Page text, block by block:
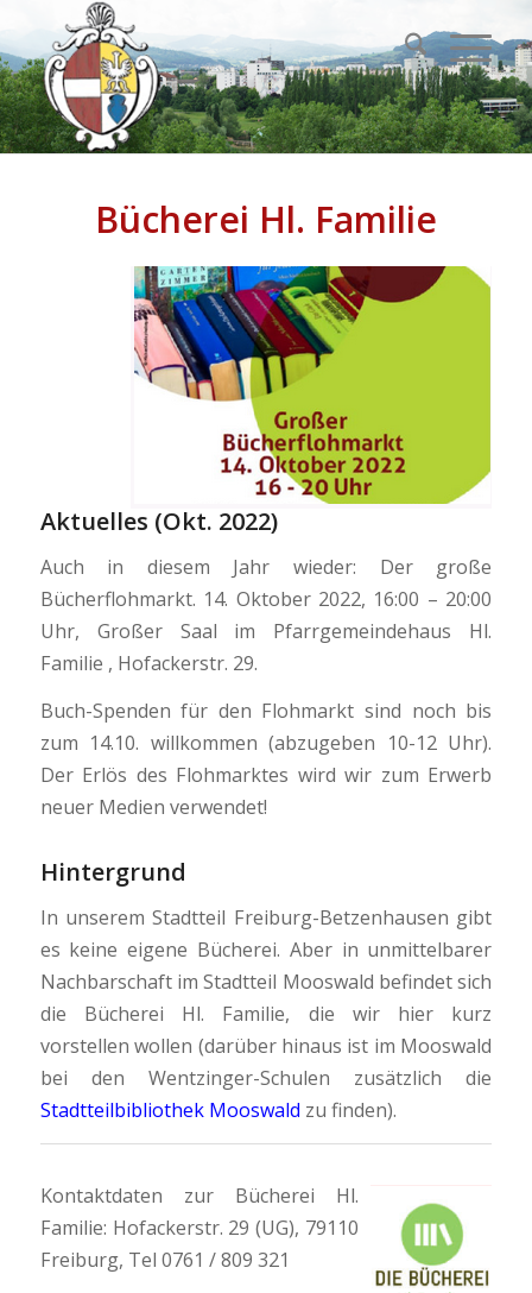
Bücherei Hl. Familie
Aktuelles (Okt. 2022)
Auch in diesem Jahr wieder: Der große
Bücherflohmarkt. 14. Oktober 2022, 16:00 – 20:00
Uhr, Großer Saal im Pfarrgemeindehaus Hl.
Familie , Hofackerstr. 29.
Buch-Spenden für den Flohmarkt sind noch bis
zum 14.10. willkommen (abzugeben 10-12 Uhr).
Der Erlös des Flohmarktes wird wir zum Erwerb
neuer Medien verwendet!
Hintergrund
In unserem Stadtteil Freiburg-Betzenhausen gibt
es keine eigene Bücherei. Aber in unmittelbarer
Nachbarschaft im Stadtteil Mooswald befindet sich
die Bücherei Hl. Familie, die wir hier kurz
vorstellen wollen (darüber hinaus ist im Mooswald
bei den Wentzinger-Schulen zusätzlich die
Stadtteilbibliothek Mooswald zu finden).
Kontaktdaten zur Bücherei Hl.
Familie: Hofackerstr. 29 (UG), 79110
Freiburg, Tel 0761 / 809 321